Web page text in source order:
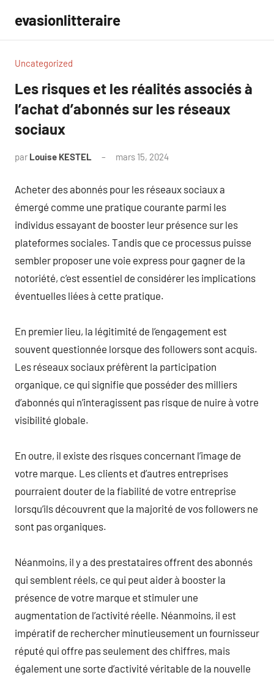
contenu
evasionlitteraire
Uncategorized
Les risques et les réalités associés à
l’achat d’abonnés sur les réseaux
sociaux
par Louise KESTEL mars 15, 2024
Acheter des abonnés pour les réseaux sociaux a
émergé comme une pratique courante parmi les
individus essayant de booster leur présence sur les
plateformes sociales. Tandis que ce processus puisse
sembler proposer une voie express pour gagner de la
notoriété, c’est essentiel de considérer les implications
éventuelles liées à cette pratique.
En premier lieu, la légitimité de l’engagement est
souvent questionnée lorsque des followers sont acquis.
Les réseaux sociaux préfèrent la participation
organique, ce qui signifie que posséder des milliers
d’abonnés qui n’interagissent pas risque de nuire à votre
visibilité globale.
En outre, il existe des risques concernant l’image de
votre marque. Les clients et d’autres entreprises
pourraient douter de la fiabilité de votre entreprise
lorsqu’ils découvrent que la majorité de vos followers ne
sont pas organiques.
Néanmoins, il y a des prestataires offrent des abonnés
qui semblent réels, ce qui peut aider à booster la
présence de votre marque et stimuler une
augmentation de l’activité réelle. Néanmoins, il est
impératif de rechercher minutieusement un fournisseur
réputé qui offre pas seulement des chiffres, mais
également une sorte d’activité véritable de la nouvelle